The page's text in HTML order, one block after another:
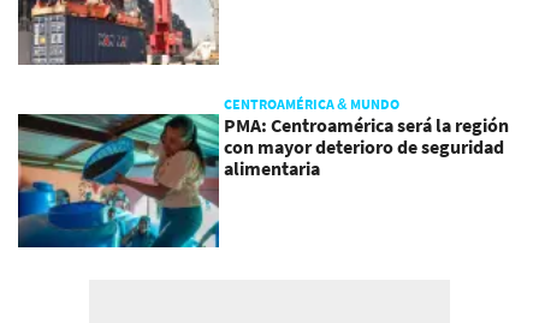
CENTROAMÉRICA & MUNDO
PMA: Centroamérica será la región
con mayor deterioro de seguridad
alimentaria